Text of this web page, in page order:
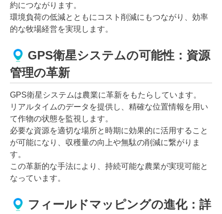
約につながります。
環境負荷の低減とともにコスト削減にもつながり、効率
的な牧場経営を実現します。
GPS衛星システムの可能性：資源
管理の革新
GPS衛星システムは農業に革新をもたらしています。
リアルタイムのデータを提供し、精確な位置情報を用い
て作物の状態を監視します。
必要な資源を適切な場所と時期に効果的に活用すること
が可能になり、収穫量の向上や無駄の削減に繋がりま
す。
この革新的な手法により、持続可能な農業が実現可能と
なっています。
フィールドマッピングの進化：詳